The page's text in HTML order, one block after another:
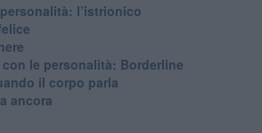
l’istrionico
le personalità: Borderline
il corpo parla
ancora